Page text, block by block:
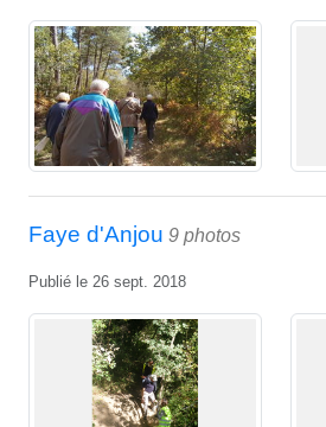
Faye d'Anjou 9 photos
Publié le 26 sept. 2018